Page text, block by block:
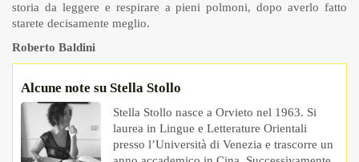
storia da leggere e respirare a pieni polmoni, dopo averlo fatto
starete decisamente meglio.
Roberto Baldini
Alcune note su Stella Stollo
Stella Stollo nasce a Orvieto nel 1963. Si
laurea in Lingue e Letterature Orientali
presso l’Università di Venezia e trascorre un